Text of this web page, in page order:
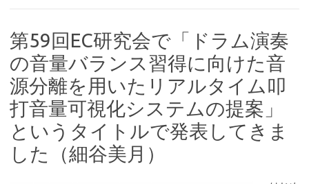
第59回EC研究会で「ドラム演奏
の音量バランス習得に向けた音
源分離を用いたリアルタイム叩
打音量可視化システムの提案」
というタイトルで発表してきま
した（細谷美月）